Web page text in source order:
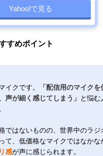
Yahoo!で見る
すめポイント
イクです。
「配信用のマイク
声が細く感じてしまう」 と悩む
ではないものの、世界中のラジ
て、低価格なマイクではなかな
感が声に感じられます。